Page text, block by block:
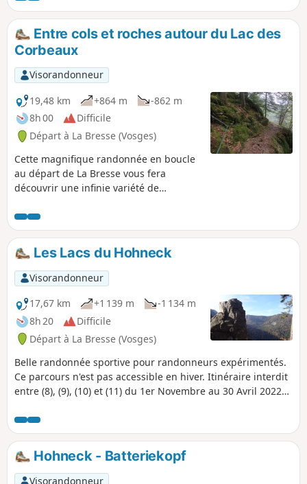
Entre cols et roches autour du Lac des
Corbeaux
Visorandonneur
19,48 km
+864 m
-862 m
8h 00
Difficile
Départ à La Bresse (Vosges)
Cette magnifique randonnée en boucle
au départ de La Bresse vous fera
découvrir une infinie variété de
de Sèchemer, le Col de la Vierge, le
point de vue de la Roche du Lac (après
deux refuges) pour atteindre le Col du
Brabant et son domaine skiable et enfin
se rediriger vers La Bresse en passant
par un splendide parcours à travers
l'Arboretum du Planot-Paris. Classée
difficile uniquement pour sa longueur :
compter 22 km
Les Lacs du Hohneck
Visorandonneur
17,67 km
+1 139 m
-1 134 m
8h 20
Difficile
Départ à La Bresse (Vosges)
Belle randonnée sportive pour randonneurs expérimentés.
Ce parcours n'est pas accessible en hiver. Itinéraire interdit
entre (8), (9), (10) et (11) du 1er Novembre au 30 Avril 2022
Hohneck - Batteriekopf
Visorandonneur